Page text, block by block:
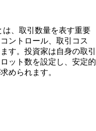
、取引数量を表す重要
ントロール、取引コス
す。投資家は自身の取引
ット数を設定し、安定的
められます。